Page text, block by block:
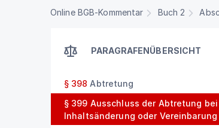
Online BGB-Kommentar Buch 2
PARAGRAFENÜBERSICHT
§ 398 Abtretung
§ 399 Ausschluss der Abtretung bei
Inhaltsänderung oder Vereinbarung